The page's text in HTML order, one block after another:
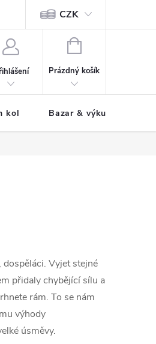
CZK
NÁKUPNÍ
Prázdný košík
kol Bazar & výkup jízdních
Vyjet stejné
přidaly chybějící sílu a
rám. To se nám
výhody
úsměvy.